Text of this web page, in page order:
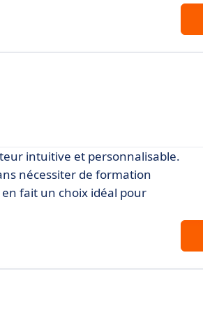
intuitive et personnalisable.
nécessiter de formation
fait un choix idéal pour